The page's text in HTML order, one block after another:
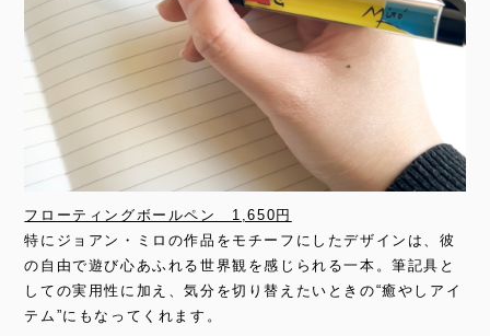
フローティングボールペン 1,650円
特にジョアン・ミロの作品をモチーフにしたデザインは、彼
の自由で遊び心あふれる世界観を感じられる一本。筆記具と
しての実用性に加え、気分を切り替えたいときの“癒やしアイ
テム”にもなってくれます。